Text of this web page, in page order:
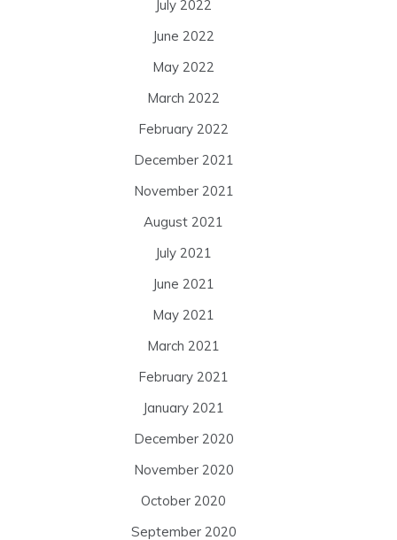
July 2022
June 2022
May 2022
March 2022
February 2022
December 2021
November 2021
August 2021
July 2021
June 2021
May 2021
March 2021
February 2021
January 2021
December 2020
November 2020
October 2020
September 2020